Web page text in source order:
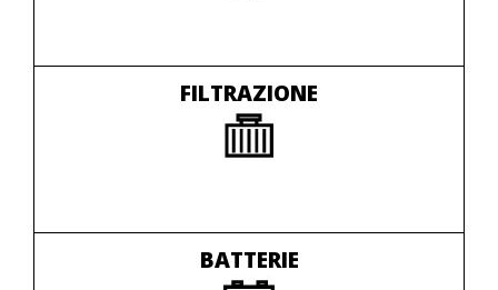
FILTRAZIONE
BATTERIE